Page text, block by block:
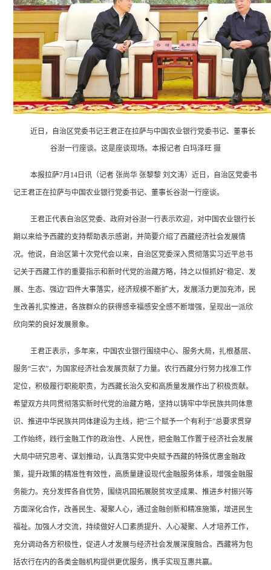
近日，自治区党委书记王君正在拉萨与中国农业银行党委书记、董事长
谷澍一行座谈。这是座谈现场。本报记者 白玛泽旺 摄
本报拉萨7月14日讯（记者 张尚华 张黎黎 刘文涛）近日，自治区党委书
记王君正在拉萨与中国农业银行党委书记、董事长谷澍一行座谈。
王君正代表自治区党委、政府对谷澍一行表示欢迎，对中国农业银行长
期以来给予西藏的支持帮助表示感谢，并简要介绍了西藏经济社会发展情
况。他说，自治区第十次党代会以来，自治区党委深入贯彻落实习近平总书
记关于西藏工作的重要指示和新时代党的治藏方略，持之以恒抓好“稳定、发
展、生态、强边”四件大事落实，经济规模不断扩大，发展活力更加充沛，民
生改善扎实推进，各族群众的获得感幸福感安全感不断增强，呈现出一派欣
欣向荣的良好发展景象。
王君正表示，多年来，中国农业银行围绕中心、服务大局，扎根基层、
服务“三农”，为国家经济社会发展贡献了力量。农行西藏分行努力找准工作
定位，积极履行职能职责，为西藏长治久安和高质量发展作出了积极贡献。
希望双方共同贯彻落实新时代党的治藏方略，坚持以铸牢中华民族共同体意
识、推进中华民族共同体建设为主线，把“三个赋予一个有利于”总要求贯穿
工作始终，践行金融工作的政治性、人民性，把金融工作置于经济社会发展
大局中研究思考、谋划推动，认真落实党中央赋予西藏的特殊优惠金融政
策，提升政策的精准性有效性，高质量建设现代金融服务体系，增强金融服
务能力。充分发挥各自优势，围绕巩固拓展脱贫攻坚成果、推进乡村振兴等
方面深化合作，改善民生、凝聚人心，通过金融创新和精准施策，增进民生
福祉。加强人才交流，持续做好人口素质提升、人心凝聚、人才培养工作，
充分调动各方积极性，促进人才发展与经济社会发展深度融合。西藏将为包
括农行在内的各类金融机构提供更优服务，携手实现互惠共赢。